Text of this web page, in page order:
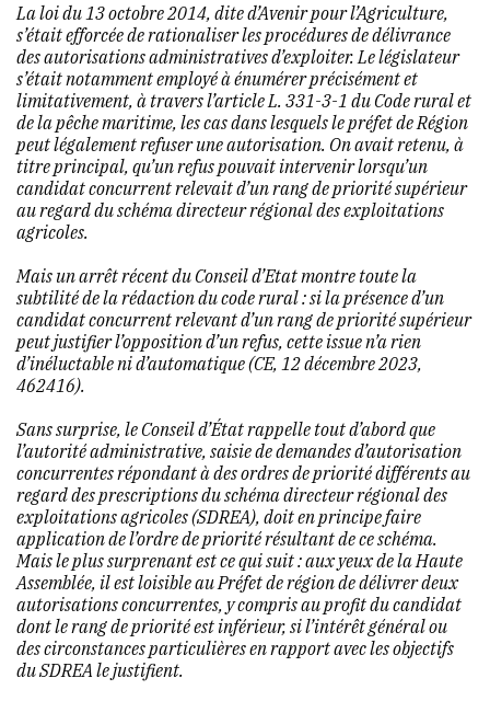
La loi du 13 octobre 2014, dite d’Avenir pour l’Agriculture,
s’était efforcée de rationaliser les procédures de délivrance
des autorisations administratives d’exploiter. Le législateur
s’était notamment employé à énumérer précisément et
limitativement, à travers l’article L. 331-3-1 du Code rural et
de la pêche maritime, les cas dans lesquels le préfet de Région
peut légalement refuser une autorisation. On avait retenu, à
titre principal, qu’un refus pouvait intervenir lorsqu’un
candidat concurrent relevait d’un rang de priorité supérieur
au regard du schéma directeur régional des exploitations
agricoles.
Mais un arrêt récent du Conseil d’Etat montre toute la
subtilité de la rédaction du code rural : si la présence d’un
candidat concurrent relevant d’un rang de priorité supérieur
peut justifier l’opposition d’un refus, cette issue n’a rien
d’inéluctable ni d’automatique (CE, 12 décembre 2023,
462416).
Sans surprise, le Conseil d’État rappelle tout d’abord que
l’autorité administrative, saisie de demandes d’autorisation
concurrentes répondant à des ordres de priorité différents au
regard des prescriptions du schéma directeur régional des
exploitations agricoles (SDREA), doit en principe faire
application de l’ordre de priorité résultant de ce schéma.
Mais le plus surprenant est ce qui suit : aux yeux de la Haute
Assemblée, il est loisible au Préfet de région de délivrer deux
autorisations concurrentes, y compris au profit du candidat
dont le rang de priorité est inférieur, si l’intérêt général ou
des circonstances particulières en rapport avec les objectifs
du SDREA le justifient.